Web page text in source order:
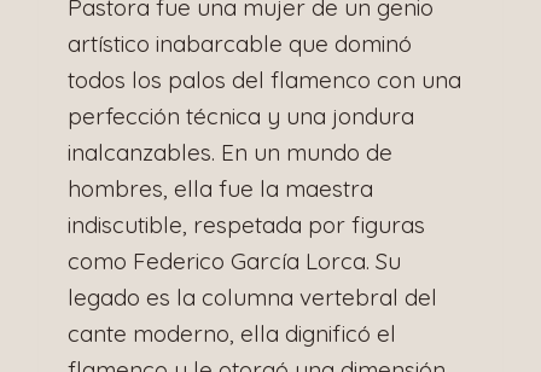
Pastora fue una mujer de un genio
artístico inabarcable que dominó
todos los palos del flamenco con una
perfección técnica y una jondura
inalcanzables. En un mundo de
hombres, ella fue la maestra
indiscutible, respetada por figuras
como Federico García Lorca. Su
legado es la columna vertebral del
cante moderno, ella dignificó el